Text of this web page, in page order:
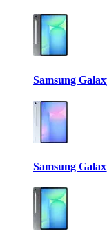
Samsung
Samsung